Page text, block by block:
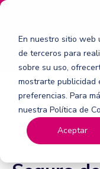
En nuestro sitio web
de terceros para
sobre su uso,
mostrarte publicidad
preferencias. Para
nuestra Política de
Aceptar